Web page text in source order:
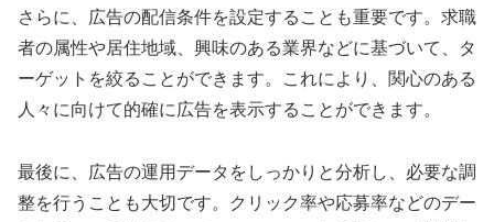
さらに、広告の配信条件を設定することも重要です。求職
者の属性や居住地域、興味のある業界などに基づいて、タ
ーゲットを絞ることができます。これにより、関心のある
人々に向けて的確に広告を表示することができます。
最後に、広告の運用データをしっかりと分析し、必要な調
整を行うことも大切です。クリック率や応募率などのデー